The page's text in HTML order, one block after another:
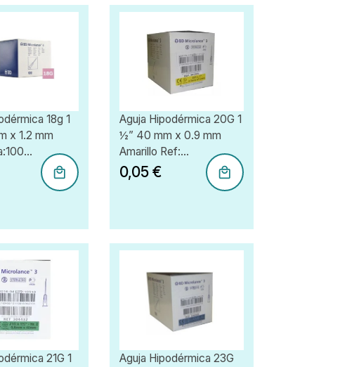
18g 1
x 1.2 mm
Aguja Hipodérmica 20G 1
½” 40 mm x 0.9 mm
Amarillo Ref:...
0,05 €
21G 1
Aguja Hipodérmica 23G